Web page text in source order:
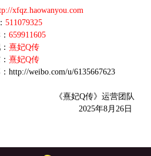
xfqz.haowanyou.com
511079325
659911605
熹妃Q传
熹妃Q传
http://weibo.com/u/6135667623
《熹妃Q传》运营团队
2025年8月26日